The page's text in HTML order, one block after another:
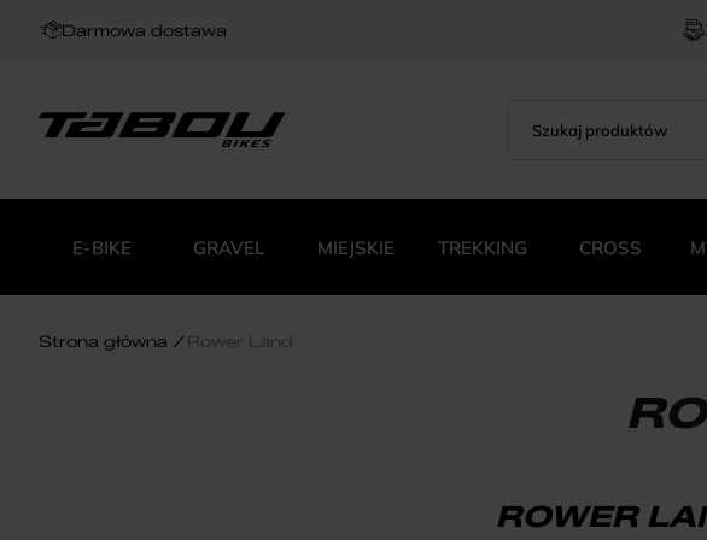
Darmowa dostawa
produktów
E-BIKE GRAVEL MIEJSKIE TREKKING CROSS
Strona główna Rower Land
ROWER